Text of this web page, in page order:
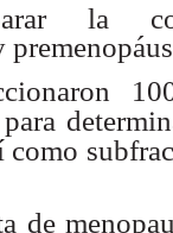
la
como
de